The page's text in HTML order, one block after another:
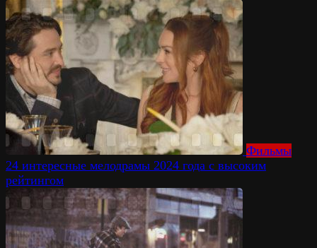
Фильмы
24 интересные мелодрамы 2024 года с высоким
рейтингом